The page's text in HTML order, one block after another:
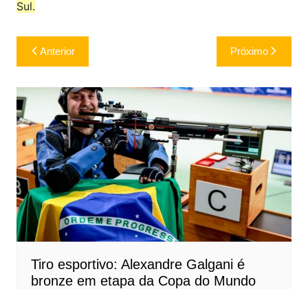
Sul.
Navegação
de
Post
Anterior Próximo
Tiro esportivo: Alexandre Galgani é
bronze em etapa da Copa do Mundo